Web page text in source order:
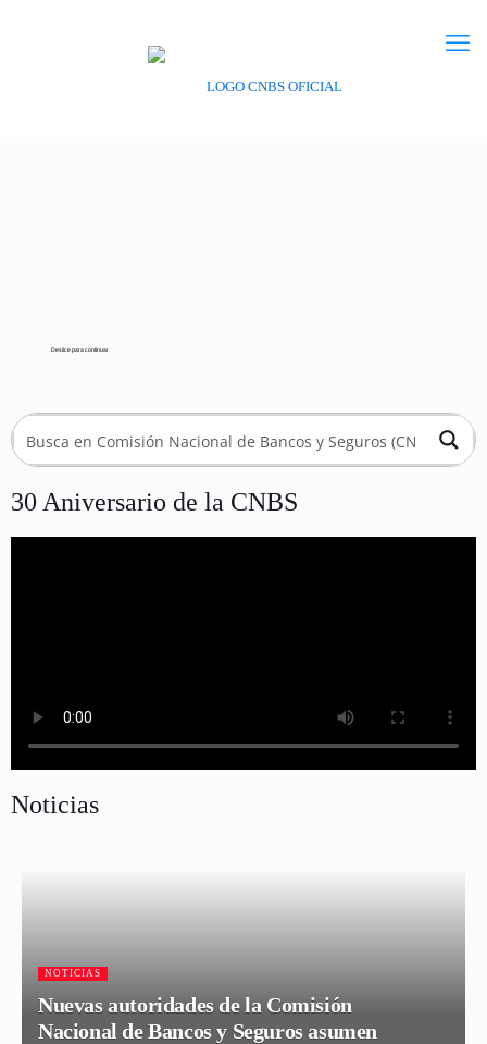
Deslice para continuar
30 Aniversario de la CNBS
Noticias
NOTICIAS
Nuevas autoridades de la Comisión
Nacional de Bancos y Seguros asumen